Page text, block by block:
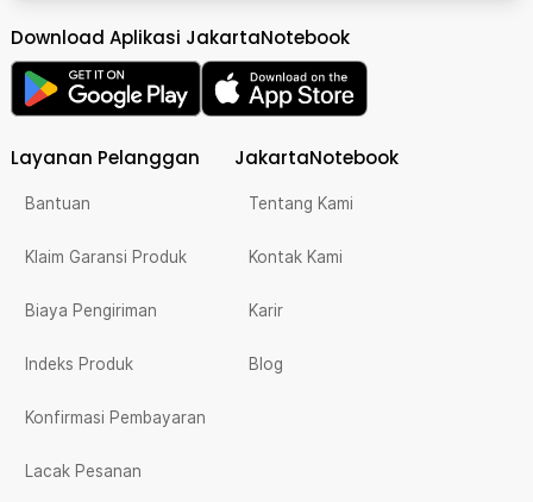
Download Aplikasi JakartaNotebook
Layanan Pelanggan
Bantuan
Klaim Garansi Produk
Biaya Pengiriman
Indeks Produk
Konfirmasi Pembayaran
Lacak Pesanan
JakartaNotebook
Tentang Kami
Kontak Kami
Karir
Blog